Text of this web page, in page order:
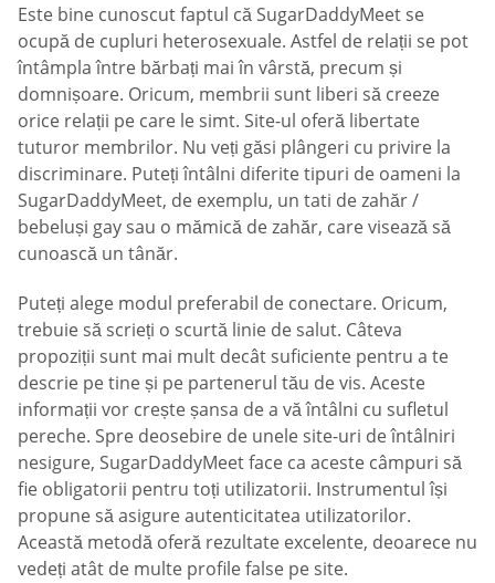
Este bine cunoscut faptul că SugarDaddyMeet se
ocupă de cupluri heterosexuale. Astfel de relații se pot
întâmpla între bărbați mai în vârstă, precum și
domnișoare. Oricum, membrii sunt liberi să creeze
orice relații pe care le simt. Site-ul oferă libertate
tuturor membrilor. Nu veți găsi plângeri cu privire la
discriminare. Puteți întâlni diferite tipuri de oameni la
SugarDaddyMeet, de exemplu, un tati de zahăr /
bebeluși gay sau o mămică de zahăr, care visează să
cunoască un tânăr.
Puteți alege modul preferabil de conectare. Oricum,
trebuie să scrieți o scurtă linie de salut. Câteva
propoziții sunt mai mult decât suficiente pentru a te
descrie pe tine și pe partenerul tău de vis. Aceste
informații vor crește șansa de a vă întâlni cu sufletul
pereche. Spre deosebire de unele site-uri de întâlniri
nesigure, SugarDaddyMeet face ca aceste câmpuri să
fie obligatorii pentru toți utilizatorii. Instrumentul își
propune să asigure autenticitatea utilizatorilor.
Această metodă oferă rezultate excelente, deoarece nu
vedeți atât de multe profile false pe site.